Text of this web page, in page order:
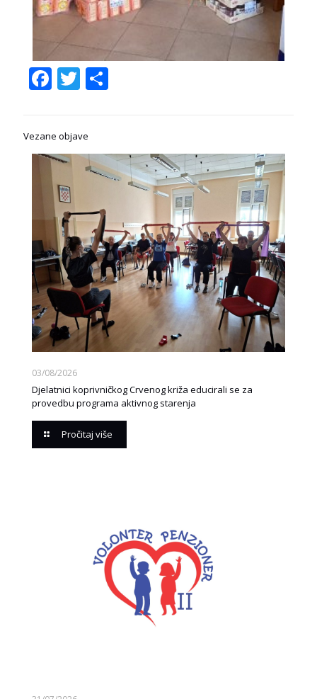
Facebook
Twitter
Share
Vezane objave
03/08/2026
Djelatnici koprivničkog Crvenog križa educirali se za
provedbu programa aktivnog starenja
Pročitaj više